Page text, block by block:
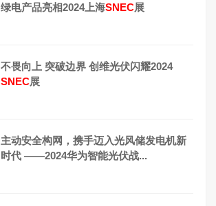
绿电产品亮相2024上海SNEC展
不畏向上 突破边界 创维光伏闪耀2024
SNEC展
主动安全构网，携手迈入光风储发电机新
时代 ——2024华为智能光伏战...